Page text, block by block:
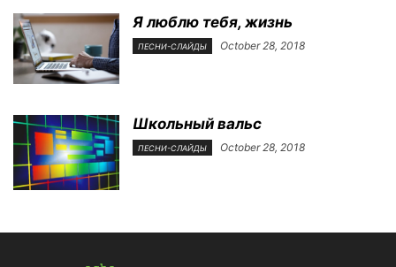
Я люблю тебя, жизнь
ПЕСНИ-СЛАЙДЫ October 28, 2018
Школьный вальс
ПЕСНИ-СЛАЙДЫ October 28, 2018